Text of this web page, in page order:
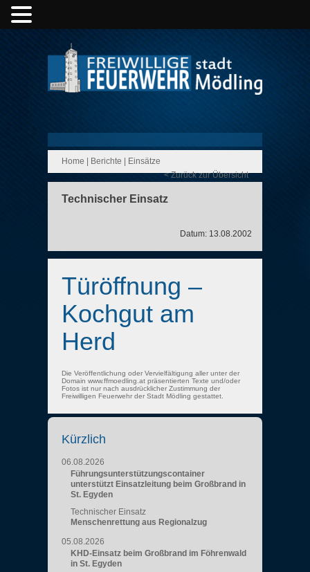
Home Berichte
Einsätze
< Zurück zur Übersicht
Technischer Einsatz
Datum: 13.08.2002
Türöffnung –
Kochgut am
Herd
Die Veröffentlichung oder Vervielfältigung aller unter der
Domain www.ffmoedling.at präsentierten Texte und/oder
Fotos ist nur nach ausdrücklicher Zustimmung der
Freiwilligen Feuerwehr der Stadt Mödling gestattet.
Kürzlich
06.08.2026
Führungsunterstützungscontainer
unterstützt Einsatzleitung beim Großbrand in
St. Egyden
Technischer Einsatz
Menschenrettung aus Regionalzug
05.08.2026
KHD-Einsatz beim Großbrand im Föhrenwald
in St. Egyden